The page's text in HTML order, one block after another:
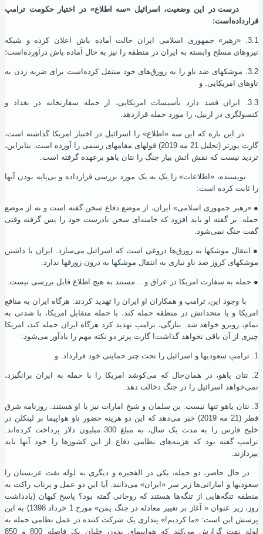
درست در این وضعیت، اسرائیل «سه اطلاع» در اختیار حکومت ترامپ
قرار داده‌ است:
3.1. «رهبر» جمهوری اسلامی ایران حالت آماده باش اعلان کرده و شبکه
نیروهای مسلح وابسته به ایران در منطقه را نیز به حال آماده باش درآورده ‌است؛
3.2. موشکهای ضد ناو را به زورق‌های خود منتقل کرده
‌است برای ضربه زدن به
ناوهای امریکایی. و
3.3. ایران قصد دارد تأسیسات امریکایی، از جمله سفارتخانه در بغداد و
کنسولگری در اربیل، را مورد حمله قراردهد.
در این باره که این سه «اطلاع» را اسرائیل در اختیار امریکا گذاشته‌ است،
گارت پورتر (تحلیل 21 مه 2019) قولهای مقامهای رسمی را آورده‌ است. بنابراین،
تردید نیست که نقش آتش بیار جنگ را نتان یاهو برعهده گرفته‌ است.
نویسنده، «اطلاعات» را یک به یک مورد بررسی قرارداده و بی‌پایه بودن آنها
را ثابت کرده‌ است:
● «رهبر جمهوری اسلامی» ایران، از موضع دفاع سخن گفته‌ است و نه از موضع
حمله. بر گفته او باید افزود که خامنه‌ای سخن نادرست خود را پس گرفته وقتی
گفت جنگ نمی‌شود.
● انتقال موشکها به زورق‌ها دروغی است که اسرائیل می‌سازد. ایران با داشتن
موشکهای کروز ضد ناو نیازی به انتقال موشکها به درون زورقها ندارد.
● حمله به سفارت امریکا در عراق و... مستند به هیچ اطلاع قابل بررسی نیست.
با وجود این، ترامپ و همکاران او ایران را تهدید کردند: هرگاه ایران به منافع
امریکا و یا متحدانش در منطقه حمله کند، با حمله متقابل امریکا، با شدتی به
تمام، روبرو خواهد شد. بتازگی، ترامپ تهدید کرد هرگاه ایران حمله کند، امریکا
چیزی از آن باقی نخواهد گذاشت! گارت پرتر دو نکته مهم را یادآور می‌‌شود:
1. ترامپ سعودیها و اسرائیل را تحت چتر حمایتی خود قرارداد. و
2. نتان یاهو، در همان‌حال که می‌کوشد امریکا را با حمله به ایران برانگیزد،
نمی‌خواهد اسرائیل را در جنگ دخالت دهد.
3. نتان یاهو تنها نیست. بن سلمان و شیخ امارات نیز با او هستند. روزنامه شرق
قطر (21 مه 2019) خبر می‌دهد که این دو هزینه حضور ناو هواپیما بر لینکلن در
خلیج فارس را به مدت یک سال، به مبلغ 300 میلیون دلار پرداخت کرده‌اند.
ترامپ گفته بود که هزینه‌های نظامی دفاع از این کشورها را خود آنها باید
بپردازند.
در حال حاضر، دو حمله، یکی در الفجیره و دیگری به لوله نفت عربستان را
سعودیها و اماراتی‌ها زیر سر «ایران» می‌دانند. آیا این دو عمل و پرتاب راکت به
منطقه تنگه‌هایی از تنگه‌ها هستند که روحانی گفته بود؟ پاسخ کیهان (یادداشت
روز، زیر عنوان «
آغاز بر تغییر معادله در جنگ یمن» مورخ 1 خرداد 1398) به این
پرسش این‌ است: «ما کردیم!» پنداری یک شرکت کننده در عمل نظامی حمله به
لوله نفت گزارش می‌کند که هواپیمای بدون خلبان یک فاصله 800 و 850